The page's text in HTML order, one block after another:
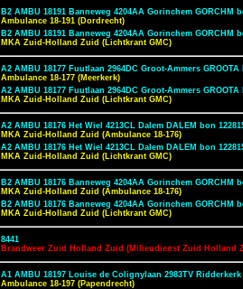
B2 AMBU 18191 Banneweg 4204AA Gorinchem GORCHM
Ambulance 18-191 (Dordrecht)
B2 AMBU 18191 Banneweg 4204AA Gorinchem GORCHM
MKA Zuid-Holland Zuid (Lichtkrant GMC)
A2 AMBU 18177 Fuutlaan 2964DC Groot-Ammers GROOTA
Ambulance 18-177 (Meerkerk)
A2 AMBU 18177 Fuutlaan 2964DC Groot-Ammers GROOTA
MKA Zuid-Holland Zuid (Lichtkrant GMC)
A2 AMBU 18176 Het Wiel 4213CL Dalem DALEM bon
MKA Zuid-Holland Zuid (Ambulance 18-176)
A2 AMBU 18176 Het Wiel 4213CL Dalem DALEM bon
MKA Zuid-Holland Zuid (Lichtkrant GMC)
B2 AMBU 18176 Banneweg 4204AA Gorinchem GORCHM
MKA Zuid-Holland Zuid (Ambulance 18-176)
B2 AMBU 18176 Banneweg 4204AA Gorinchem GORCHM
MKA Zuid-Holland Zuid (Lichtkrant GMC)
8441
Brandweer Zuid Holland Zuid (Milieudienst Zuid Holland
A1 AMBU 18197 Louise de Colignylaan 2983TV
Ambulance 18-197 (Papendrecht)